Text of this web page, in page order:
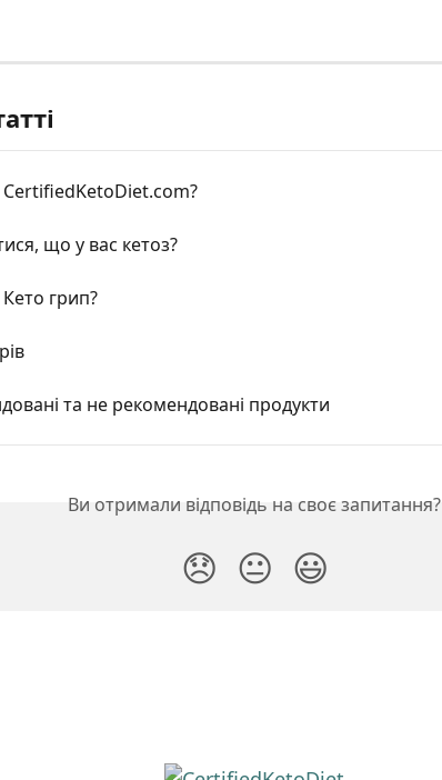
що у вас кетоз?
грип?
та не рекомендовані продукти
Ви отримали відповідь на своє запитання?
😞 😐 😃